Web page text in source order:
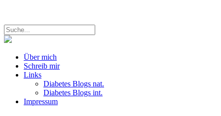
Über mich
Schreib mir
Links
Diabetes Blogs nat.
Diabetes Blogs int.
Impressum